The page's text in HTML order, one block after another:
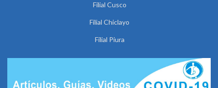
Filial Cusco
Filial Chiclayo
Filial Piura